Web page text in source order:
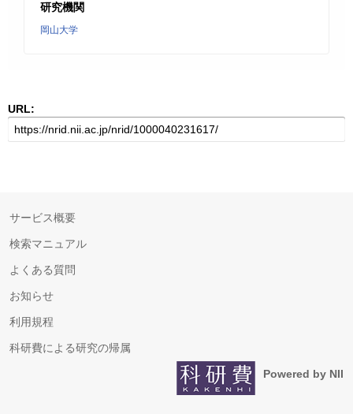
研究機関
岡山大学
URL:
サービス概要
検索マニュアル
よくある質問
お知らせ
利用規程
科研費による研究の帰属
Powered by NII